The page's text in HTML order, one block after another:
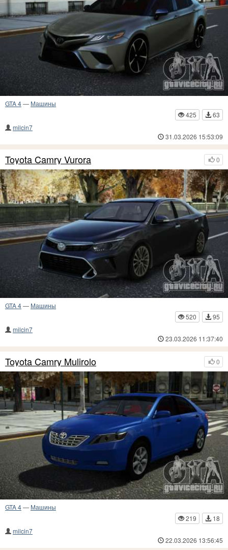
GTA 4— Машины
425
63
milcin7
31.03.2026 15:53:09
0
Toyota Camry Vurora
GTA 4— Машины
520
95
milcin7
23.03.2026 11:37:40
0
Toyota Camry Mulirolo
GTA 4— Машины
219
18
milcin7
22.03.2026 13:56:45